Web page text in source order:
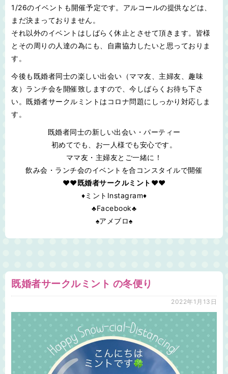
1/26のイベントも開催予定です。アルコールの提供などは、
まだ決まっておりません。
それ以外のイベントはしばらく休止とさせて頂きます。皆様
とその周りの人達の為にも、自粛協力したいと思っておりま
す。
今後も既婚者同士の楽しい出会い（ママ友、主婦友、趣味
友）ランチ会を開催致しますので、今しばらくお待ち下さ
い。既婚者サークルミントはコロナ問題にしっかり対応しま
す。
既婚者同士の新しい出会い・パーティー
初めてでも、お一人様でも安心です。
ママ友・主婦友とご一緒に！
飲み会・ランチ会のイベントを合コンスタイルで開催
♥❤既婚者サークルミント❤♥
♦ミントInstagram♦
♣Facebook♣
♠アメブロ♠
既婚者サークルミント の冬便り
2022年1月13日